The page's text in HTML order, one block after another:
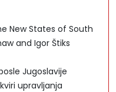
New States of South
and Igor Štiks
Jugoslavije
upravljanja